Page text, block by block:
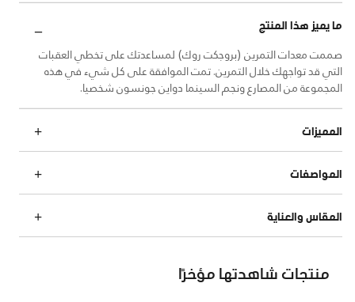
ما يميز هذا المنتج
صممت معدات التمرين (بروجكت روك) لمساعدتك على تخطي العقبات
التي قد تواجهك خلال التمرين. تمت الموافقة على كل شيء في هذه
المجموعة من المصارع ونجم السينما دواين جونسون شخصيا.
المميزات
المواصفات
المقاس والعناية
منتجات شاهدتها مؤخرًا